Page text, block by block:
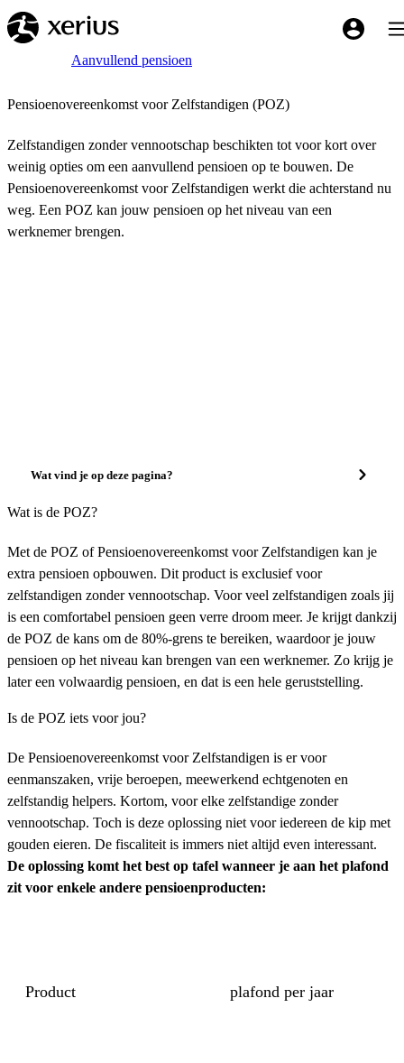
Overslaan naar de hoofdinhoud
My
Breadcrumb
HomeAanvullend pensioen
Pensioenovereenkomst voor Zelfstandigen (POZ)
Zelfstandigen zonder vennootschap beschikten tot voor kort over
weinig opties om een aanvullend pensioen op te bouwen. De
Pensioenovereenkomst voor Zelfstandigen werkt die achterstand nu
weg. Een POZ kan jouw pensioen op het niveau van een
werknemer brengen.
Wat vind je op deze pagina?
Wat is de POZ?
Met de POZ of Pensioenovereenkomst voor Zelfstandigen kan je
extra pensioen opbouwen. Dit product is exclusief voor
zelfstandigen zonder vennootschap. Voor veel zelfstandigen zoals jij
is een comfortabel pensioen geen verre droom meer. Je krijgt dankzij
de POZ de kans om de 80%-grens te bereiken, waardoor je jouw
pensioen op het niveau kan brengen van een werknemer. Zo krijg je
later een volwaardig pensioen, en dat is een hele geruststelling.
Is de POZ iets voor jou?
De Pensioenovereenkomst voor Zelfstandigen is er voor
eenmanszaken, vrije beroepen, meewerkend echtgenoten en
zelfstandig helpers. Kortom, voor elke zelfstandige zonder
vennootschap. Toch is deze oplossing niet voor iedereen de kip met
gouden eieren. De fiscaliteit is immers niet altijd even interessant.
De oplossing komt het best op tafel wanneer je aan het plafond
zit voor enkele andere pensioenproducten:
Product plafond per jaar